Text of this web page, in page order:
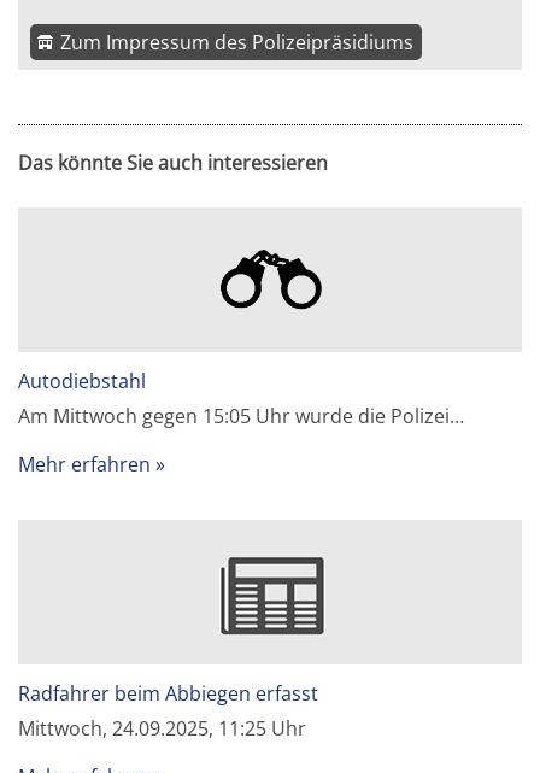
Zum Impressum des Polizeipräsidiums
Das könnte Sie auch interessieren
Autodiebstahl
Am Mittwoch gegen 15:05 Uhr wurde die Polizei…
Mehr erfahren
Radfahrer beim Abbiegen erfasst
Mittwoch, 24.09.2025, 11:25 Uhr